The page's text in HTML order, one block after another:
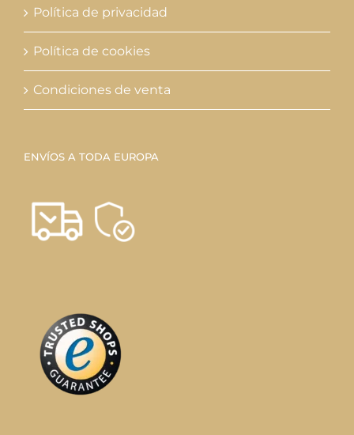
Política de privacidad
Política de cookies
Condiciones de venta
ENVÍOS A TODA EUROPA